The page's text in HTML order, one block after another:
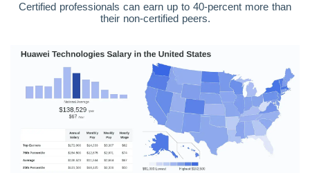
Certified professionals can earn up to 40-percent more than
their non-certified peers.